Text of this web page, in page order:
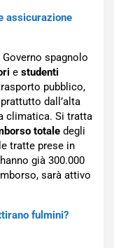
assicurazione
spagnolo
e studenti
pubblico,
dall’alta
climatica. Si tratta
totale degli
tratte prese in
già 300.000
sarà attivo
fulmini?